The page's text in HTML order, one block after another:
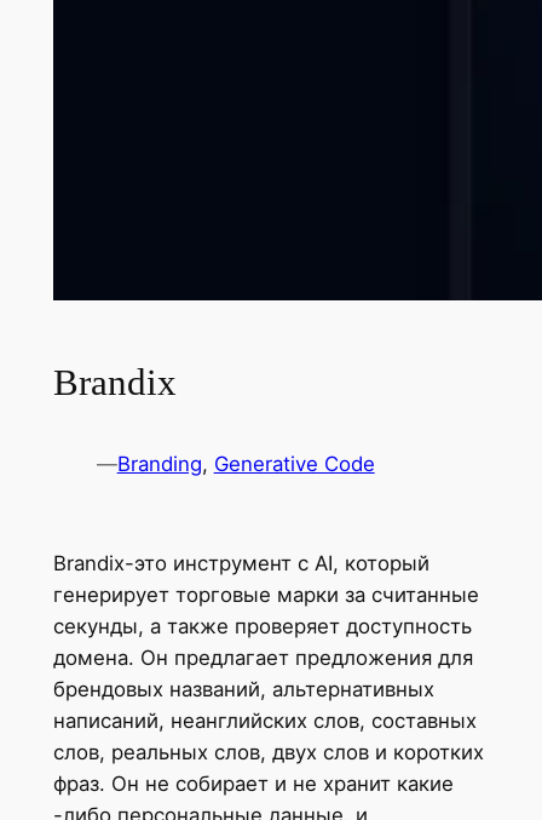
Brandix
—Branding, Generative Code
Brandix-это инструмент с AI, который
генерирует торговые марки за считанные
секунды, а также проверяет доступность
домена. Он предлагает предложения для
брендовых названий, альтернативных
написаний, неанглийских слов, составных
слов, реальных слов, двух слов и коротких
фраз. Он не собирает и не хранит какие